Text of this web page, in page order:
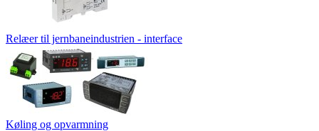
Relæer til jernbaneindustrien - interface
Køling og opvarmning